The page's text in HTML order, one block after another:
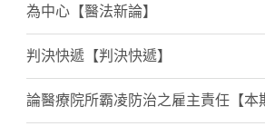
為中心【醫法新論】
判決快遞【判決快遞】
論醫療院所霸凌防治之雇主責任【本